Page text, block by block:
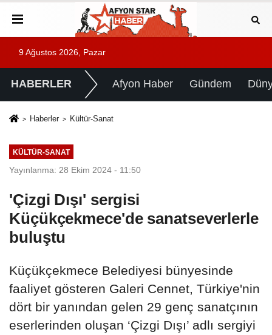
9 Ağustos 2026, Pazar
HABERLER Afyon Haber Gündem
Haberler Kültür-Sanat
KÜLTÜR-SANAT
Yayınlanma: 28 Ekim 2024 - 11:50
'Çizgi Dışı' sergisi
Küçükçekmece'de sanatseverlerle
buluştu
Küçükçekmece Belediyesi bünyesinde
faaliyet gösteren Galeri Cennet, Türkiye'nin
dört bir yanından gelen 29 genç sanatçının
eserlerinden oluşan ‘Çizgi Dışı’ adlı sergiyi